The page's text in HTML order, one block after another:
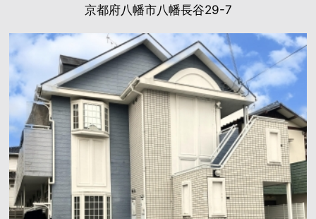
京都府八幡市八幡長谷29-7